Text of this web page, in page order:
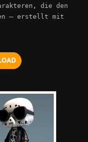
die den
– erstellt mit